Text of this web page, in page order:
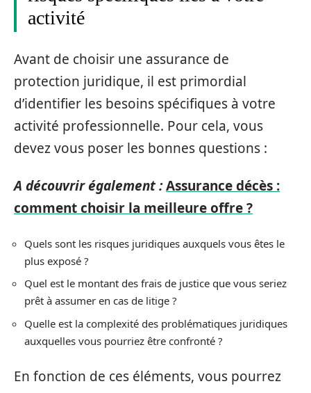
activité
Avant de choisir une assurance de
protection juridique, il est primordial
d’identifier les besoins spécifiques à votre
activité professionnelle. Pour cela, vous
devez vous poser les bonnes questions :
A découvrir également :Assurance décès :
comment choisir la meilleure offre ?
Quels sont les risques juridiques auxquels vous êtes le
plus exposé ?
Quel est le montant des frais de justice que vous seriez
prêt à assumer en cas de litige ?
Quelle est la complexité des problématiques juridiques
auxquelles vous pourriez être confronté ?
En fonction de ces éléments, vous pourrez